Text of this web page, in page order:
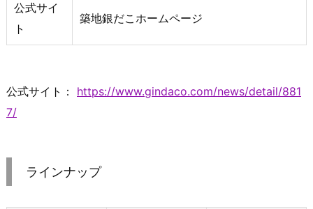
公式サイ
ト
築地銀だこホームページ
公式サイト：
https://www.gindaco.com/news/detail/881
7/
ラインナップ